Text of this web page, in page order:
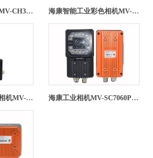
海康彩色工业相机MV-CH310-10GC-F-NF3100万像素网口面阵相机IMX342，彩色，F口，带风扇 海康智能工业彩色相机MV-CE200-10GC2000万像素网口面阵相机
海康智能工业彩色相机MV-CE120-10GC1200万像素网口面阵相机 海康工业相机MV-SC7060PM-08S-WBN8mm镜头600万像素黑白AI智能相机